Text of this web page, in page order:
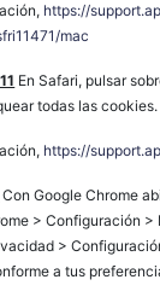
https://
mac
En Safari, pulsar
todas las cookies.
https://
Con Google Chrome
> Configuración >
>
a tus